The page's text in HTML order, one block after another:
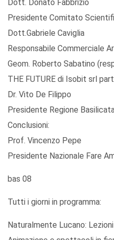
Dott. Donato Fabbrizio
Presidente Comitato
Dott.Gabriele Caviglia
Responsabile Commerciale
Geom. Roberto Sabatino
THE FUTURE di Isobit srl
Dr. Vito De Filippo
Presidente Regione
Conclusioni:
Prof. Vincenzo Pepe
Presidente Nazionale Fare
bas 08
Tutti i giorni in programma:
Naturalmente Lucano: